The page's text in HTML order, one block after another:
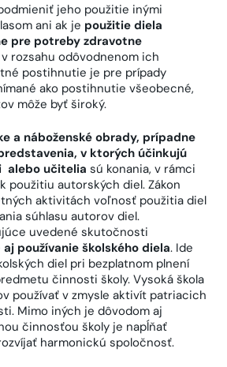
jeho použitie inými
ani ak je použitie diela
pre potreby zdravotne
v rozsahu odôvodnenom ich
postihnutie je pre prípady
ako postihnutie všeobecné,
môže byť široký.
a náboženské obrady, prípadne
v ktorých účinkujú
alebo učitelia sú konania, v rámci
použitiu autorských diel. Zákon
aktivitách voľnosť použitia diel
súhlasu autorov diel.
uvedené skutočnosti
aj používanie školského diela. Ide
diel pri bezplatnom plnení
činnosti školy. Vysoká škola
používať v zmysle aktivít patriacich
Mimo iných je dôvodom aj
činnosťou školy je napĺňať
harmonickú spoločnosť.